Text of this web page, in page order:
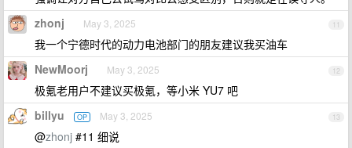
11
zhonj May 3, 2025
我一个宁德时代的动力电池部门的朋友建议我买油车
12
NewMoorj May 3, 2025
极氪老用户不建议买极氪，等小米 YU7 吧
13
billyu OP May 3, 2025
@zhonj #11 细说